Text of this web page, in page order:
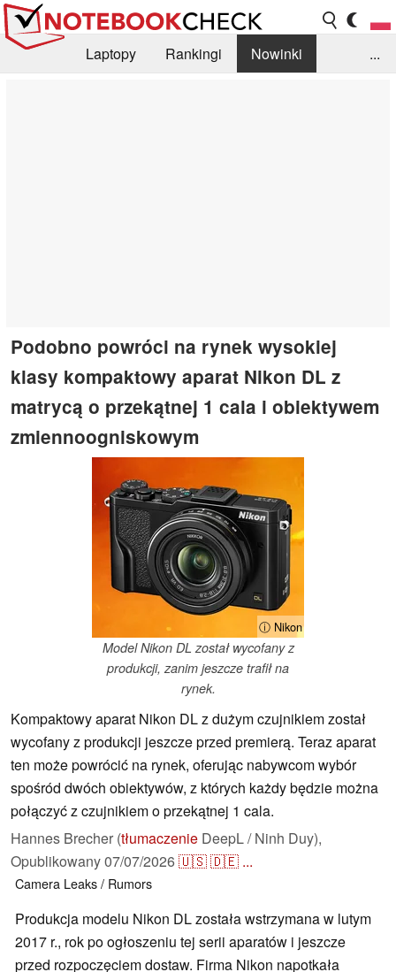
Laptopy Rankingi
Nowinki
...
Podobno powróci na rynek wysokiej
klasy kompaktowy aparat Nikon DL z
matrycą o przekątnej 1 cala i obiektywem
zmiennoogniskowym
ⓘ Nikon
Model Nikon DL został wycofany z
produkcji, zanim jeszcze trafił na
rynek.
Kompaktowy aparat Nikon DL z dużym czujnikiem został
wycofany z produkcji jeszcze przed premierą. Teraz aparat
ten może powrócić na rynek, oferując nabywcom wybór
spośród dwóch obiektywów, z których każdy będzie można
połączyć z czujnikiem o przekątnej 1 cala.
Hannes Brecher (tłumaczenie DeepL / Ninh Duy),
Opublikowany07/07/2026🇺🇸🇩🇪 ...
Camera Leaks / Rumors
Produkcja modelu Nikon DL została wstrzymana w lutym
2017 r., rok po ogłoszeniu tej serii aparatów i jeszcze
przed rozpoczęciem dostaw. Firma Nikon napotkała